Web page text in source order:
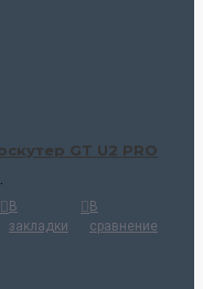
GT U2 PRO
В
закладки
В
сравнение